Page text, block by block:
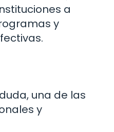
a
y
una de las
y